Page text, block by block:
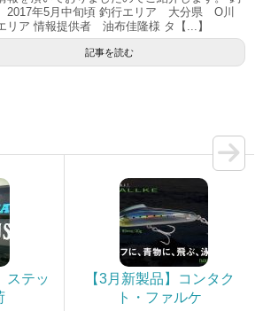
年5月中旬頃 釣行エリア 大分県 O川
リア 情報提供者 油布佳隆様 タ【...】
記事を読む
ステッ
【3月新製品】コンタク
ト・ファルケ